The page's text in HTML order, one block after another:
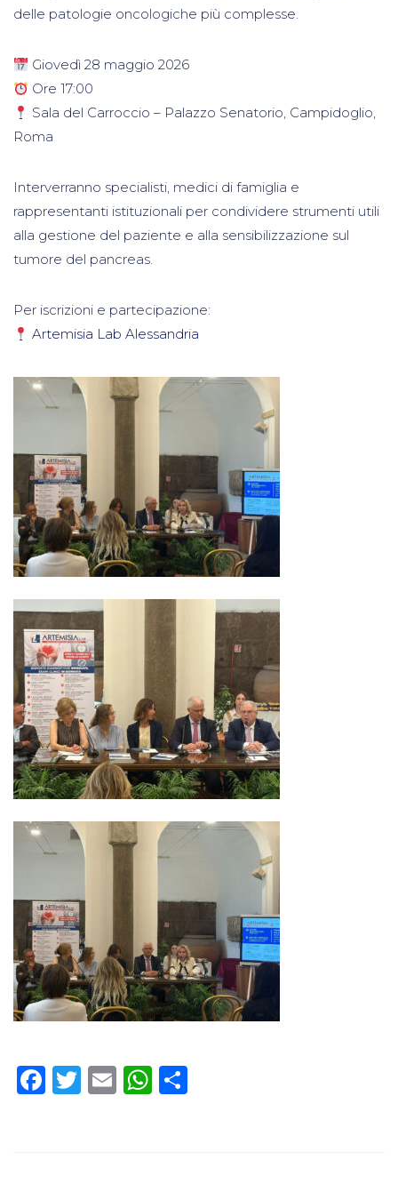
delle patologie oncologiche più complesse.
Giovedì 28 maggio 2026
Ore 17:00
Sala del Carroccio – Palazzo Senatorio, Campidoglio,
Roma
Interverranno specialisti, medici di famiglia e
rappresentanti istituzionali per condividere strumenti utili
alla gestione del paziente e alla sensibilizzazione sul
tumore del pancreas.
Per iscrizioni e partecipazione:
Artemisia Lab Alessandria
Facebook
Twitter
EmailWhatsApp